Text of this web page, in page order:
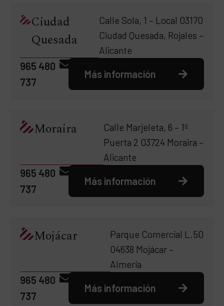
Ciudad
Quesada
Calle Sola, 1 – Local 03170
Ciudad Quesada, Rojales –
Alicante
965 480
737
Más información
Moraira
Calle Marjeleta, 6 – 1º
Puerta 2 03724 Moraira –
Alicante
965 480
737
Más información
Mojácar
Parque Comercial L.50
04638 Mojácar –
Almería
965 480
737
Más información